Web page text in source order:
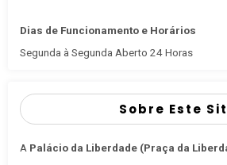
Dias de Funcionamento e Horários
Segunda à Segunda Aberto 24 Horas
Sobre Este
A Palácio da Liberdade (Praça da